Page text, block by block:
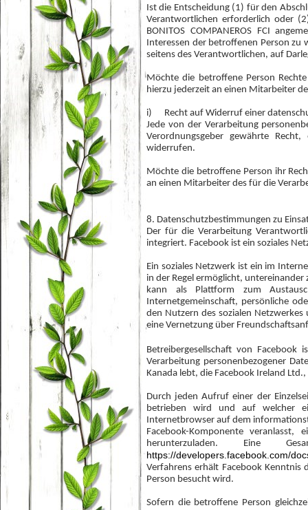
Ist die Entscheidung (1) für den
Verantwortlichen erforderlich oder
BONITOS COMPANEROS FCI
Interessen der betroffenen Person zu
seitens des Verantwortlichen, auf
Möchte die betroffene Person
hierzu jederzeit an einen Mitarbeiter
i) Recht auf Widerruf einer
Jede von der Verarbeitung
Verordnungsgeber gewährte
widerrufen.
Möchte die betroffene Person ihr
an einen Mitarbeiter des für die
8. Datenschutzbestimmungen zu
Der für die Verarbeitung
integriert. Facebook ist ein soziales
Ein soziales Netzwerk ist ein im
in der Regel ermöglicht,
kann als Plattform zum
Internetgemeinschaft, persönliche
den Nutzern des sozialen
eine Vernetzung über
Betreibergesellschaft von
Verarbeitung personenbezogener
Kanada lebt, die Facebook Ireland
Durch jeden Aufruf einer der
betrieben wird und auf welcher
Internetbrowser auf dem
Facebook-Komponente veranlasst,
herunterzuladen. Eine
https://developers.facebook.com/
Verfahrens erhält Facebook
Person besucht wird.
Sofern die betroffene Person